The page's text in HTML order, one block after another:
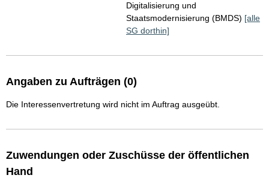
Digitalisierung und
Staatsmodernisierung (BMDS) [alle
SG dorthin]
Angaben zu Aufträgen (0)
Die Interessenvertretung wird nicht im Auftrag ausgeübt.
Zuwendungen oder Zuschüsse der öffentlichen
Hand